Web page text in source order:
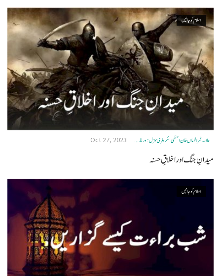
اسلام کو جانیں
علامہ قمرالزماں خان اعظمی سکریٹری جنرل: ورلڈ ... Oct 27, 2023
میدانِ جنگ اور اخلاقِ حسنہ
اسلام کو جانیں